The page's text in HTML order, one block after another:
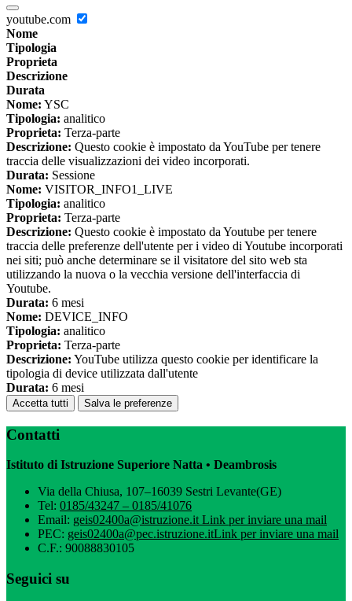
youtube.com
Nome
Tipologia
Proprieta
Descrizione
Durata
Nome: YSC
Tipologia: analitico
Proprieta: Terza-parte
Descrizione: Questo cookie è impostato da YouTube per tenere
traccia delle visualizzazioni dei video incorporati.
Durata: Sessione
Nome: VISITOR_INFO1_LIVE
Tipologia: analitico
Proprieta: Terza-parte
Descrizione: Questo cookie è impostato da Youtube per tenere
traccia delle preferenze dell'utente per i video di Youtube incorporati
nei siti; può anche determinare se il visitatore del sito web sta
utilizzando la nuova o la vecchia versione dell'interfaccia di
Youtube.
Durata: 6 mesi
Nome: DEVICE_INFO
Tipologia: analitico
Proprieta: Terza-parte
Descrizione: YouTube utilizza questo cookie per identificare la
tipologia di device utilizzata dall'utente
Durata: 6 mesi
Accetta tutti Salva le preferenze
Contatti
Istituto di Istruzione Superiore Natta • Deambrosis
Via della Chiusa, 107–16039 Sestri Levante(GE)
Tel: 0185/43247 – 0185/41076
Email: geis02400a@istruzione.itLink per inviare una mail
PEC: geis02400a@pec.istruzione.itLink per inviare una mail
C.F.: 90088830105
Seguici su